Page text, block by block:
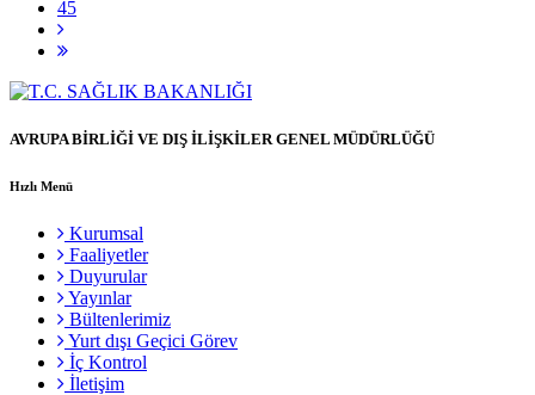
45
AVRUPA BİRLİĞİ VE DIŞ İLİŞKİLER GENEL MÜDÜRLÜĞÜ
Hızlı Menü
Kurumsal
Faaliyetler
Duyurular
Yayınlar
Bültenlerimiz
Yurt dışı Geçici Görev
İç Kontrol
İletişim